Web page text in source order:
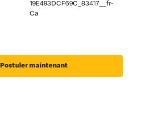
19E493DCF69C_83417__fr-
Ca
Postuler maintenant